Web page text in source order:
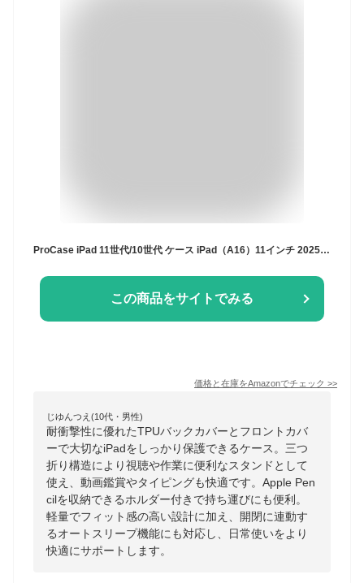
ProCase iPad 11世代/10世代 ケース iPad（A16）11インチ 2025/10.9インチ 2022通用 A2696 A2757 A2777 ペン収納 耐衝撃 三つ折り スタンド スマートカバー（ブラック）
この商品をサイトでみる
価格と在庫をAmazonでチェック >>
じゆんつえ(10代・男性)
耐衝撃性に優れたTPUバックカバーとフロントカバ
ーで大切なiPadをしっかり保護できるケース。三つ
折り構造により視聴や作業に便利なスタンドとして
使え、動画鑑賞やタイピングも快適です。Apple Pen
cilを収納できるホルダー付きで持ち運びにも便利。
軽量でフィット感の高い設計に加え、開閉に連動す
るオートスリープ機能にも対応し、日常使いをより
快適にサポートします。